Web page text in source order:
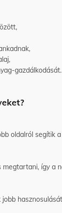
gazdálkodását.
oldalról segítik
így a